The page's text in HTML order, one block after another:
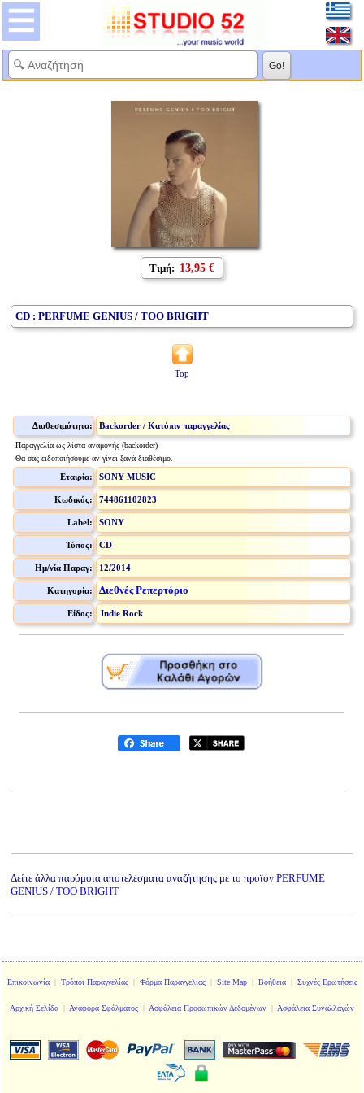
Τιμή: 13,95 €
CD : PERFUME GENIUS / TOO BRIGHT
Top
Διαθεσιμότητα: Backorder / Κατόπιν παραγγελίας
Παραγγελία ως λίστα αναμονής (backorder)
Θα σας ειδοποιήσουμε αν γίνει ξανά διαθέσιμο.
Εταιρία: SONY MUSIC
Κωδικός: 744861102823
Label: SONY
Τύπος: CD
Ημ/νία Παραγ: 12/2014
Κατηγορία: Διεθνές Ρεπερτόριο
Είδος: Indie Rock
Δείτε άλλα παρόμοια αποτελέσματα αναζήτησης με το προϊόν PERFUME
GENIUS / TOO BRIGHT
Επικοινωνία| Τρόποι Παραγγελίας| Φόρμα Παραγγελίας| Site Map| Βοήθεια| Συχνές Ερωτήσεις
Αρχική Σελίδα | Αναφορά Σφάλματος | Ασφάλεια Προσωπικών Δεδομένων | Ασφάλεια Συναλλαγών